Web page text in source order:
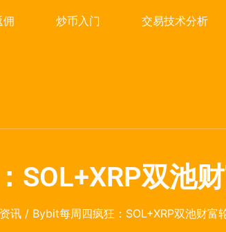
佣 炒币入门 交易技术分析
SOL+XRP双池
讯/ Bybit每周四疯狂：SOL+XRP双池财富